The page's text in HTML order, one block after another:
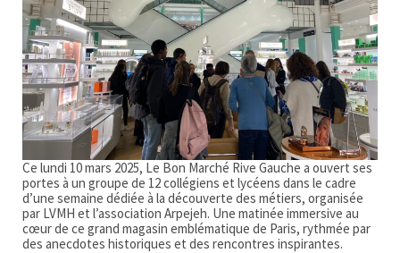
Ce lundi 10 mars 2025, Le Bon Marché Rive Gauche a ouvert ses
portes à un groupe de 12 collégiens et lycéens dans le cadre
d’une semaine dédiée à la découverte des métiers, organisée
par LVMH et l’association Arpejeh. Une matinée immersive au
cœur de ce grand magasin emblématique de Paris, rythmée par
des anecdotes historiques et des rencontres inspirantes.